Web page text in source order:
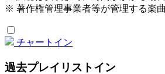
※ 著作権管理事業者等が管理する楽
チャートイン
過去プレイリストイン